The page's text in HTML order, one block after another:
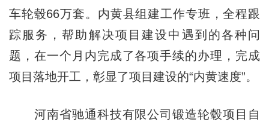
车轮毂66万套。内黄县组建工作专班，全程跟
踪服务，帮助解决项目建设中遇到的各种问
题，在一个月内完成了各项手续的办理，完成
项目落地开工，彰显了项目建设的“内黄速度”。
河南省驰通科技有限公司锻造轮毂项目自